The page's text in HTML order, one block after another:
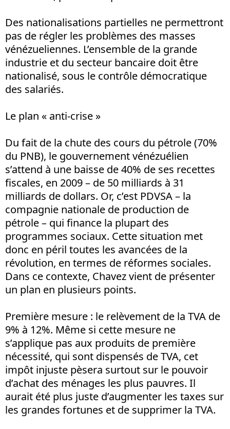
Des nationalisations partielles ne permettront
pas de régler les problèmes des masses
vénézueliennes. L’ensemble de la grande
industrie et du secteur bancaire doit être
nationalisé, sous le contrôle démocratique
des salariés.
Le plan « anti-crise »
Du fait de la chute des cours du pétrole (70%
du PNB), le gouvernement vénézuélien
s’attend à une baisse de 40% de ses recettes
fiscales, en 2009 – de 50 milliards à 31
milliards de dollars. Or, c’est PDVSA – la
compagnie nationale de production de
pétrole – qui finance la plupart des
programmes sociaux. Cette situation met
donc en péril toutes les avancées de la
révolution, en termes de réformes sociales.
Dans ce contexte, Chavez vient de présenter
un plan en plusieurs points.
Première mesure : le relèvement de la TVA de
9% à 12%. Même si cette mesure ne
s’applique pas aux produits de première
nécessité, qui sont dispensés de TVA, cet
impôt injuste pèsera surtout sur le pouvoir
d’achat des ménages les plus pauvres. Il
aurait été plus juste d’augmenter les taxes sur
les grandes fortunes et de supprimer la TVA.